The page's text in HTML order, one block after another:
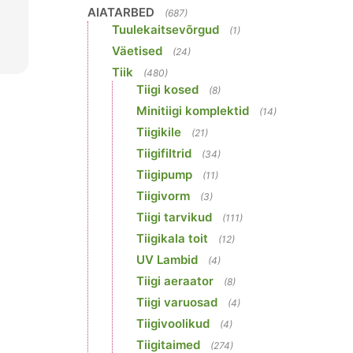
AIATARBED (687)
Tuulekaitsevõrgud (1)
Väetised (24)
Tiik (480)
Tiigi kosed (8)
Minitiigi komplektid (14)
Tiigikile (21)
Tiigifiltrid (34)
Tiigipump (11)
Tiigivorm (3)
Tiigi tarvikud (111)
Tiigikala toit (12)
UV Lambid (4)
Tiigi aeraator (8)
Tiigi varuosad (4)
Tiigivoolikud (4)
Tiigitaimed (274)